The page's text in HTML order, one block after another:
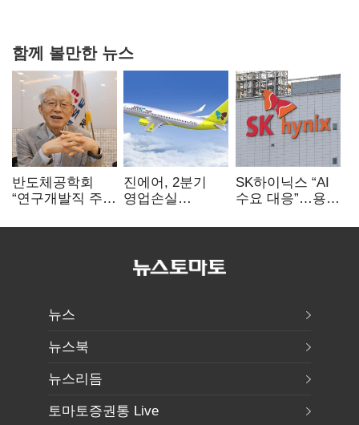
함께 볼만한 뉴스
반도체공학회
“연구개발직 주
개선해야”
진에어, 2분기
영업손실
상승 여파
SK하이닉스 “AI
수요 대응”…용인
투자
뉴스
뉴스북
뉴스리듬
토마토증권통 Live